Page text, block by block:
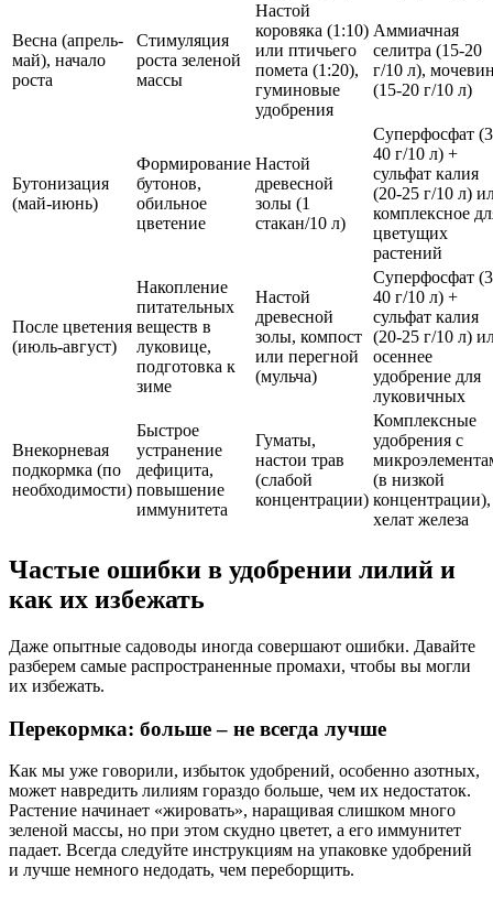
Весна (апрель-
май), начало
роста
Стимуляция
роста зеленой
массы
Настой
коровяка (1:10)
или птичьего
помета (1:20),
гуминовые
удобрения
Аммиачная
селитра (15-20
г/10 л),
(15-20 г/10 л)
Бутонизация
(май-июнь)
Формирование
бутонов,
обильное
цветение
Настой
древесной
золы (1
стакан/10 л)
Суперфосфат
40 г/10 л) +
сульфат калия
(20-25 г/10 л)
комплексное
цветущих
растений
После цветения
(июль-август)
Накопление
питательных
веществ в
луковице,
подготовка к
зиме
Настой
древесной
золы, компост
или перегной
(мульча)
Суперфосфат
40 г/10 л) +
сульфат калия
(20-25 г/10 л)
осеннее
удобрение для
луковичных
Внекорневая
подкормка (по
необходимости)
Быстрое
устранение
дефицита,
повышение
иммунитета
Гуматы,
настои трав
(слабой
концентрации)
Комплексные
удобрения с
(в низкой
концентрации),
хелат железа
Частые ошибки в удобрении лилий и
как их избежать
Даже опытные садоводы иногда совершают ошибки. Давайте
разберем самые распространенные промахи, чтобы вы могли
их избежать.
Перекормка: больше – не всегда лучше
Как мы уже говорили, избыток удобрений, особенно азотных,
может навредить лилиям гораздо больше, чем их недостаток.
Растение начинает «жировать», наращивая слишком много
зеленой массы, но при этом скудно цветет, а его иммунитет
падает. Всегда следуйте инструкциям на упаковке удобрений
и лучше немного недодать, чем переборщить.